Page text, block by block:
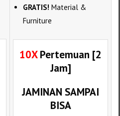
GRATIS! Material &
Furniture
10XPertemuan [2
Jam]
JAMINAN SAMPAI
BISA